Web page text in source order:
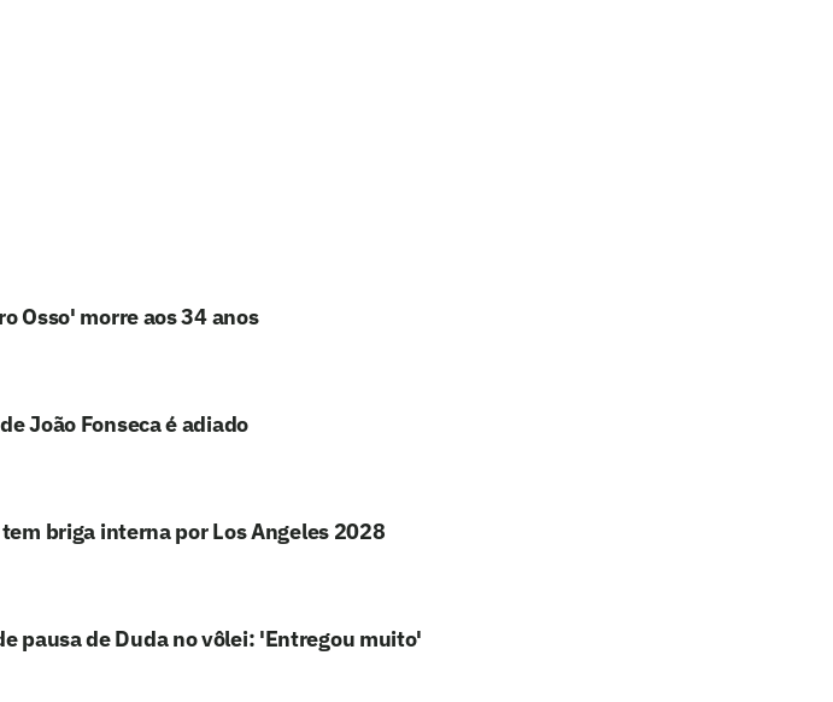
Osso' morre aos 34 anos
João Fonseca é adiado
briga interna por Los Angeles 2028
pausa de Duda no vôlei: 'Entregou muito'